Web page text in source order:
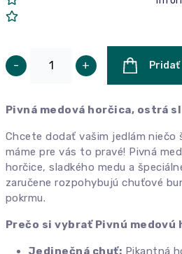
- + Pridať
Pivná medová horčica, ostrá
Chcete dodať vašim jedlám niečo
máme pre vás to pravé! Pivná
horčice, sladkého medu a
zaručene rozpohybujú chuťové
pokrmu.
Prečo si vybrať Pivnú medovú
Jedinečná chuť: Pikantná